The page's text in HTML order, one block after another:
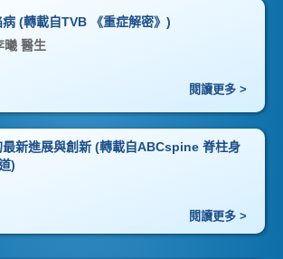
(轉載自TVB 《重症解密》)
曦 醫生
閱讀更多 >
最新進展與創新 (轉載自ABCspine 脊柱身
)
閱讀更多 >